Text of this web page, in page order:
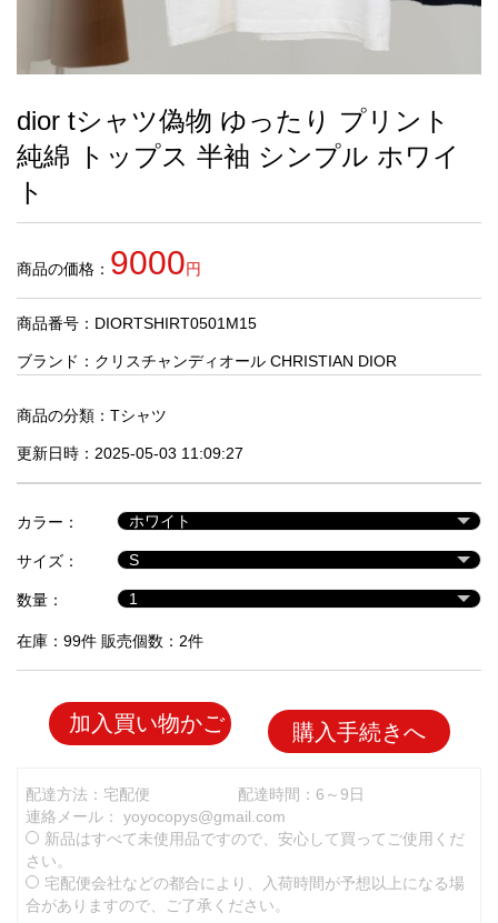
す
す
め
商
人
気
商
セ
ル
品
dior tシャツ偽物 ゆったり プリント
純綿 トップス 半袖 シンプル ホワイ
ト
商品の価格： 9000円
商品番号：DIORTSHIRT0501M15
ブランド： クリスチャンディオール CHRISTIAN DIOR
商品の分類： Tシャツ
更新日時：2025-05-03 11:09:27
カラー：
サイズ：
数量：
在庫：99件 販売個数：2件
加入買い物かご 購入手続きへ
配達方法：宅配便
配達時間：6～9日
連絡メール： yoyocopys@gmail.com
新品はすべて未使用品ですので、安心して買ってご使用くだ
さい。
宅配便会社などの都合により、入荷時間が予想以上になる場
合がありますので、ご了承ください。